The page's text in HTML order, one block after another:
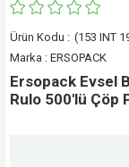
(153 INT
Marka : ERSOPACK
Ersopack Evsel
Rulo 500'lü Çöp